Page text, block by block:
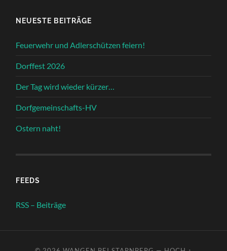
NEUESTE BEITRÄGE
Feuerwehr und Adlerschützen feiern!
Dorffest 2026
Der Tag wird wieder kürzer…
Dorfgemeinschafts-HV
Ostern naht!
FEEDS
RSS – Beiträge